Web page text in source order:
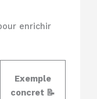
enrichir
Exemple
concret 📝